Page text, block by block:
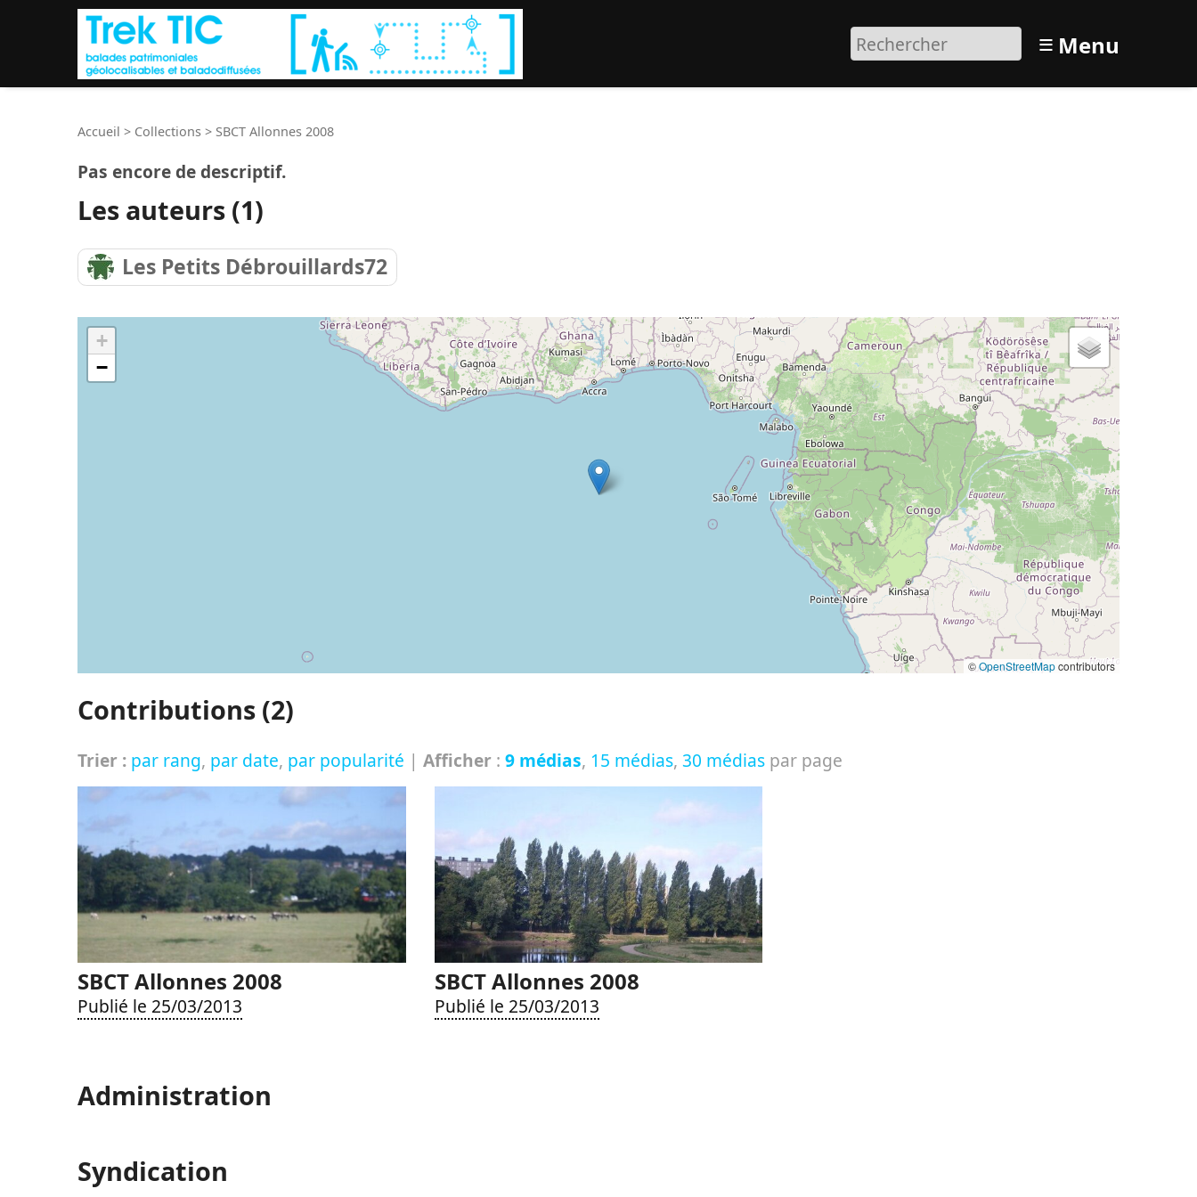
≡ Menu
Accueil > Collections > SBCT Allonnes 2008
Pas encore de descriptif.
Les auteurs (1)
Les Petits Débrouillards72
+
−
©OpenStreetMapcontributors
Contributions (2)
Trier : par rang, par date, par popularité | Afficher : 9 médias, 15 médias, 30 médias par page
SBCT Allonnes 2008
Publié le 25/03/2013
SBCT Allonnes 2008
Publié le 25/03/2013
Administration
Syndication